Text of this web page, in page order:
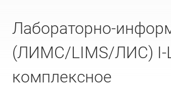
Лабораторно-
(ЛИМС/LIMS/ЛИС) I-
комплексное